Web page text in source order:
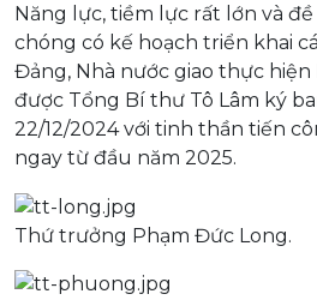
Năng lực, tiềm lực rất lớn và
chóng có kế hoạch triển khai
Đảng, Nhà nước giao thực hiện
được Tổng Bí thư Tô Lâm ký
22/12/2024 với tinh thần tiến
ngay từ đầu năm 2025.
Thứ trưởng Phạm Đức Long.